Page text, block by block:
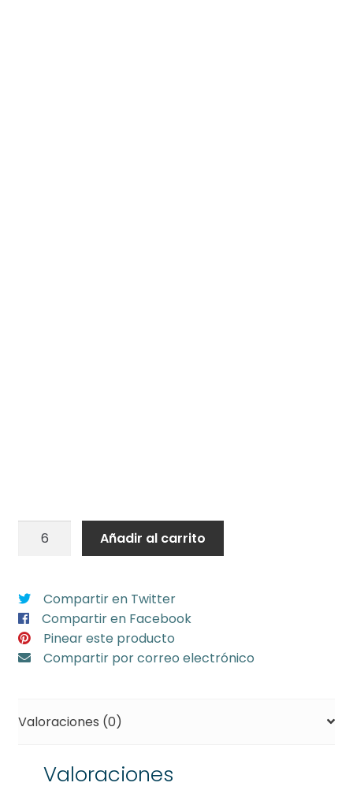
30
cm
espejo
Violeta
redondo
cantidad
Añadir al carrito
Compartir en Twitter
Compartir en Facebook
Pinear este producto
Compartir por correo electrónico
Valoraciones (0)
Valoraciones